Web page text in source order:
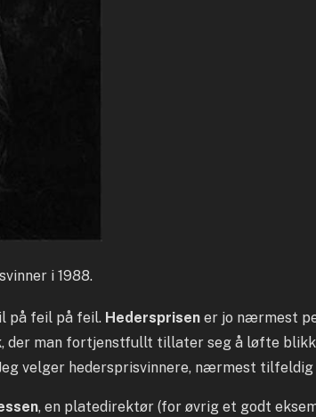
i 1988.
på feil på feil. Hedersprisen er jo nærmest
der man fortjenstfullt tillater seg å løfte
velger hedersprisvinnere, nærmest
, en platedirektør (for øvrig et godt